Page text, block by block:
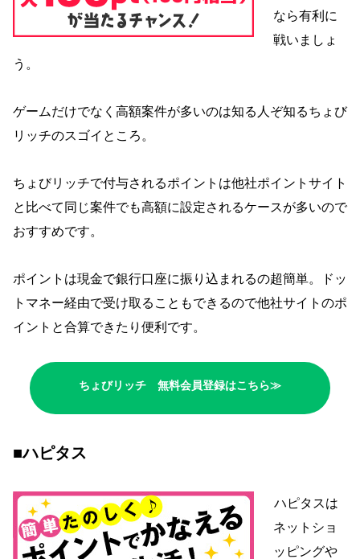
なら有利に
戦いましょ
う。
ゲームだけでなく高額案件が多いのは知る人ぞ知るちょび
リッチのスゴイところ。
ちょびリッチで付与されるポイントは他社ポイントサイト
と比べて同じ案件でも高額に設定されるケースが多いので
おすすめです。
ポイントは現金で銀行口座に振り込まれるの超簡単。ドッ
トマネー経由で受け取ることもできるので他社サイトのポ
イントと合算できたり便利です。
ちょびリッチ 無料会員登録はこちら≫
■ハピタス
ハピタスは
ネットショ
ッピングや